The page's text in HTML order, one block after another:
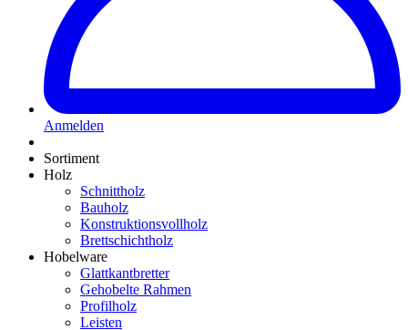
Anmelden
Sortiment
Holz
Schnittholz
Bauholz
Konstruktionsvollholz
Brettschichtholz
Hobelware
Glattkantbretter
Gehobelte Rahmen
Profilholz
Leisten